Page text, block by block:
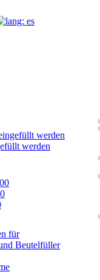
werden
werden
für
Beutelfüller